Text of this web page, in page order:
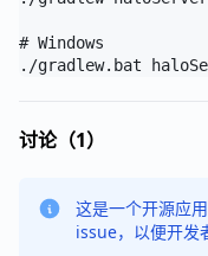
# Windows
讨论（1）
这是一个开源应
issue，以便开发